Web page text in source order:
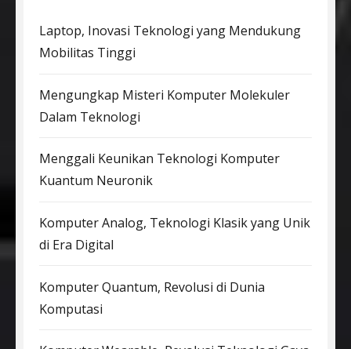
Laptop, Inovasi Teknologi yang Mendukung
Mobilitas Tinggi
Mengungkap Misteri Komputer Molekuler
Dalam Teknologi
Menggali Keunikan Teknologi Komputer
Kuantum Neuronik
Komputer Analog, Teknologi Klasik yang Unik
di Era Digital
Komputer Quantum, Revolusi di Dunia
Komputasi